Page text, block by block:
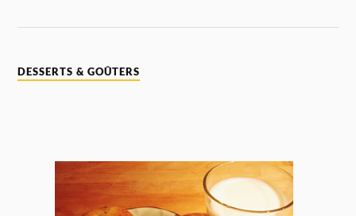
DESSERTS & GOÛTERS